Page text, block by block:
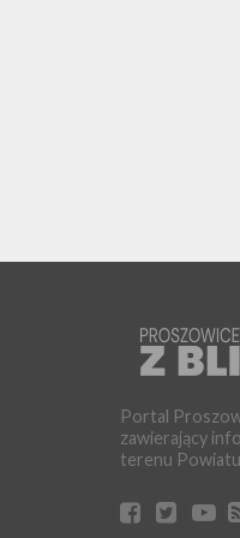
Portal
zawierający
terenu